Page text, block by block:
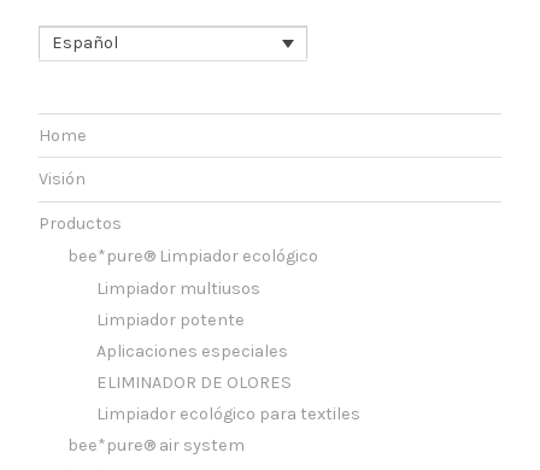
Español
Home
Visión
Productos
bee*pure® Limpiador ecológico
Limpiador multiusos
Limpiador potente
Aplicaciones especiales
ELIMINADOR DE OLORES
Limpiador ecológico para textiles
bee*pure® air system